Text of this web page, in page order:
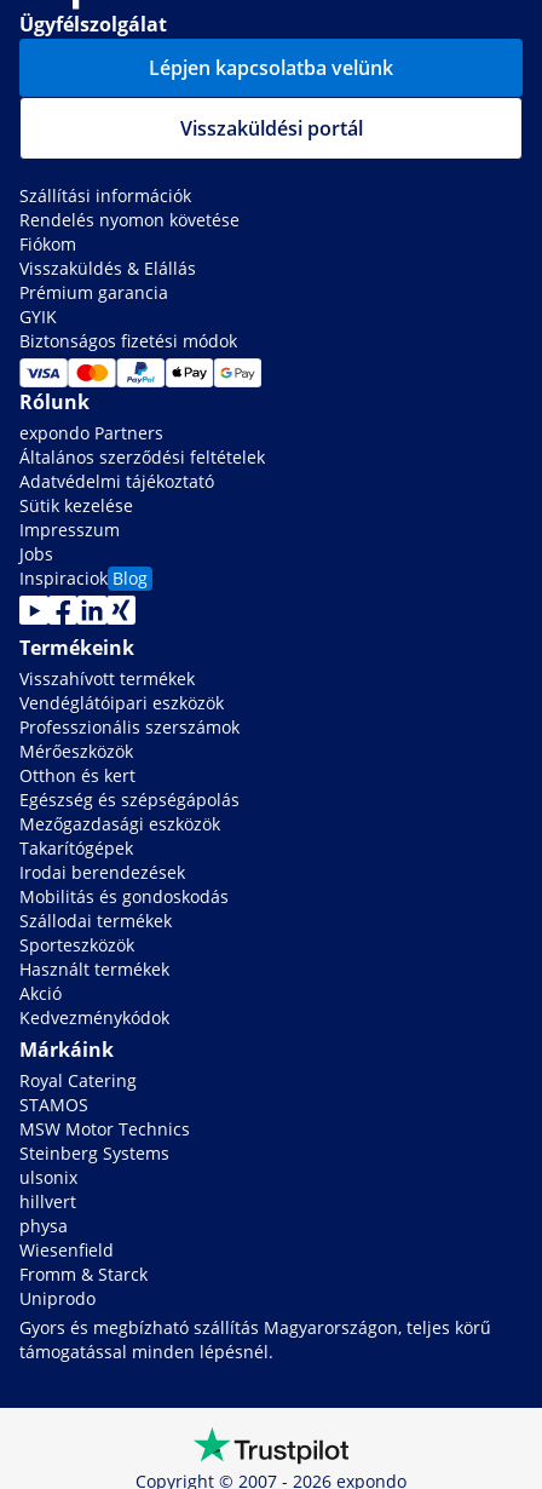
Ügyfélszolgálat
Lépjen kapcsolatba velünk
Visszaküldési portál
Szállítási információk
Rendelés nyomon követése
Fiókom
Visszaküldés & Elállás
Prémium garancia
GYIK
Biztonságos fizetési módok
Rólunk
expondo Partners
Általános szerződési feltételek
Adatvédelmi tájékoztató
Sütik kezelése
Impresszum
Jobs
Inspiraciok Blog
Termékeink
Visszahívott termékek
Vendéglátóipari eszközök
Professzionális szerszámok
Mérőeszközök
Otthon és kert
Egészség és szépségápolás
Mezőgazdasági eszközök
Takarítógépek
Irodai berendezések
Mobilitás és gondoskodás
Szállodai termékek
Sporteszközök
Használt termékek
Akció
Kedvezménykódok
Márkáink
Royal Catering
STAMOS
MSW Motor Technics
Steinberg Systems
ulsonix
hillvert
physa
Wiesenfield
Fromm & Starck
Uniprodo
Gyors és megbízható szállítás Magyarországon, teljes körű
támogatással minden lépésnél.
Copyright © 2007 - 2026 expondo